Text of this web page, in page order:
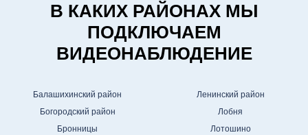
В КАКИХ РАЙОНАХ МЫ
ПОДКЛЮЧАЕМ
ВИДЕОНАБЛЮДЕНИЕ
Балашихинский район
Богородский район
Бронницы
Ленинский район
Лобня
Лотошино